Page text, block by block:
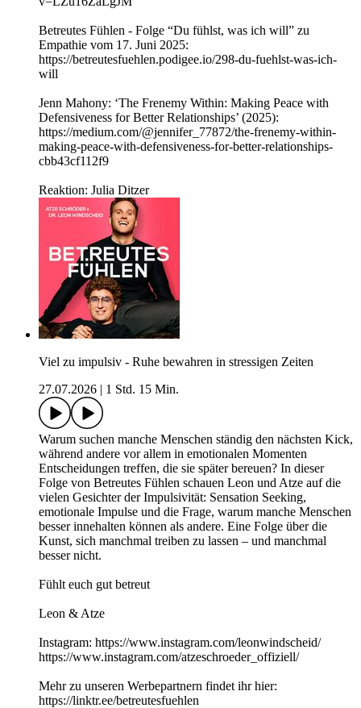
Betreutes Fühlen - Folge “Du fühlst, was ich will” zu
Empathie vom 17. Juni 2025:
https://betreutesfuehlen.podigee.io/298-du-fuehlst-was-ich-
will
Jenn Mahony: ‘The Frenemy Within: Making Peace with
Defensiveness for Better Relationships’ (2025):
https://medium.com/@jennifer_77872/the-frenemy-within-
making-peace-with-defensiveness-for-better-relationships-
cbb43cf112f9
Reaktion: Julia Ditzer
Viel zu impulsiv - Ruhe bewahren in stressigen Zeiten
27.07.2026
1 Std. 15 Min.
Warum suchen manche Menschen ständig den nächsten Kick,
während andere vor allem in emotionalen Momenten
Entscheidungen treffen, die sie später bereuen? In dieser
Folge von Betreutes Fühlen schauen Leon und Atze auf die
vielen Gesichter der Impulsivität: Sensation Seeking,
emotionale Impulse und die Frage, warum manche Menschen
besser innehalten können als andere. Eine Folge über die
Kunst, sich manchmal treiben zu lassen – und manchmal
besser nicht.
Fühlt euch gut betreut
Leon & Atze
Instagram: https://www.instagram.com/leonwindscheid/
https://www.instagram.com/atzeschroeder_offiziell/
Mehr zu unseren Werbepartnern findet ihr hier:
https://linktr.ee/betreutesfuehlen